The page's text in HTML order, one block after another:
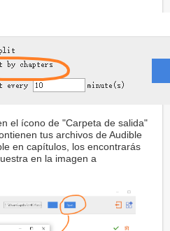
el ícono de "Carpeta de salida"
tus archivos de Audible
en capítulos, los encontrarás
en la imagen a